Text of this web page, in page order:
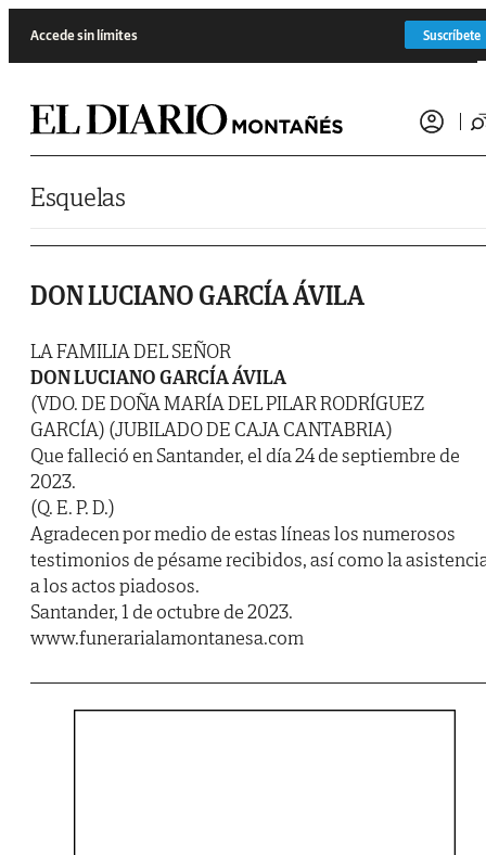
Accede sin límites Suscríbete
Esquelas
DON LUCIANO GARCÍA ÁVILA
LA FAMILIA DEL SEÑOR
DON LUCIANO GARCÍA ÁVILA
(VDO. DE DOÑA MARÍA DEL PILAR RODRÍGUEZ
GARCÍA) (JUBILADO DE CAJA CANTABRIA)
Que falleció en Santander, el día 24 de septiembre de
2023.
(Q. E. P. D.)
Agradecen por medio de estas líneas los numerosos
testimonios de pésame recibidos, así como la
a los actos piadosos.
Santander, 1 de octubre de 2023.
www.funerarialamontanesa.com